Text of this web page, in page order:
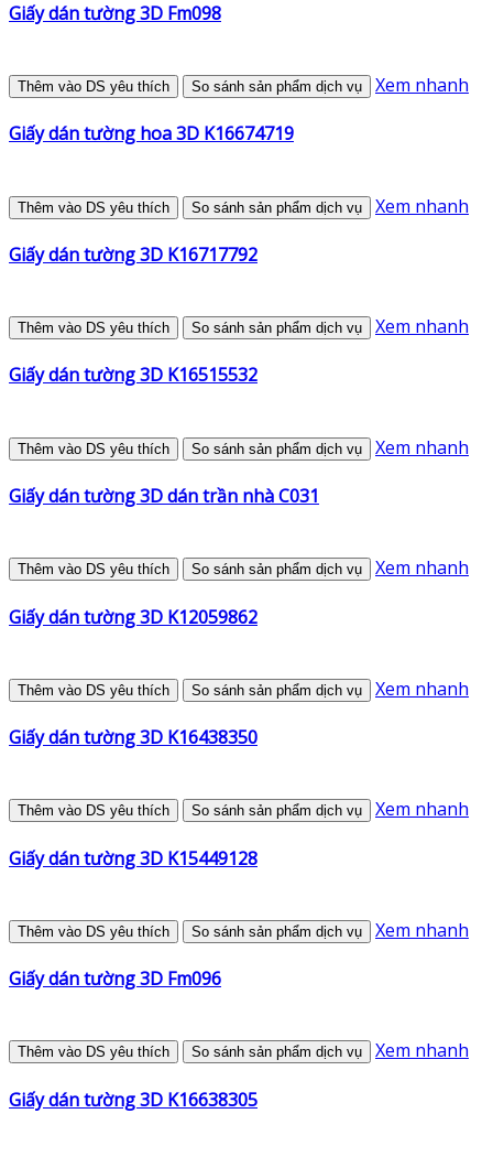
Giấy dán tường 3D Fm098
Thêm vào DS yêu thích So sánh sản phẩm dịch vụ Xem nhanh
Giấy dán tường hoa 3D K16674719
Thêm vào DS yêu thích So sánh sản phẩm dịch vụ Xem nhanh
Giấy dán tường 3D K16717792
Thêm vào DS yêu thích So sánh sản phẩm dịch vụ Xem nhanh
Giấy dán tường 3D K16515532
Thêm vào DS yêu thích So sánh sản phẩm dịch vụ Xem nhanh
Giấy dán tường 3D dán trần nhà C031
Thêm vào DS yêu thích So sánh sản phẩm dịch vụ Xem nhanh
Giấy dán tường 3D K12059862
Thêm vào DS yêu thích So sánh sản phẩm dịch vụ Xem nhanh
Giấy dán tường 3D K16438350
Thêm vào DS yêu thích So sánh sản phẩm dịch vụ Xem nhanh
Giấy dán tường 3D K15449128
Thêm vào DS yêu thích So sánh sản phẩm dịch vụ Xem nhanh
Giấy dán tường 3D Fm096
Thêm vào DS yêu thích So sánh sản phẩm dịch vụ Xem nhanh
Giấy dán tường 3D K16638305